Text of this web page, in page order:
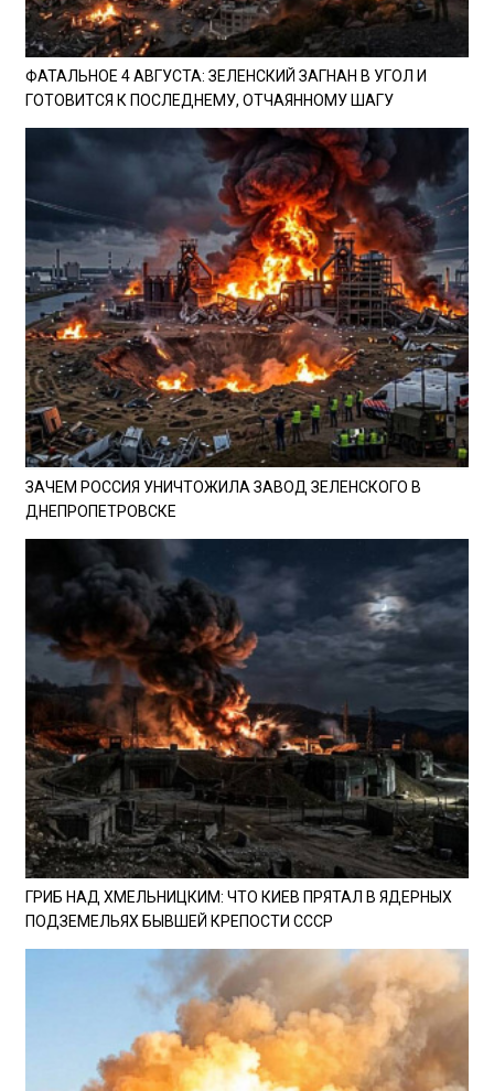
ФАТАЛЬНОЕ 4 АВГУСТА: ЗЕЛЕНСКИЙ ЗАГНАН В УГОЛ И
ГОТОВИТСЯ К ПОСЛЕДНЕМУ, ОТЧАЯННОМУ ШАГУ
ЗАЧЕМ РОССИЯ УНИЧТОЖИЛА ЗАВОД ЗЕЛЕНСКОГО В
ДНЕПРОПЕТРОВСКЕ
ГРИБ НАД ХМЕЛЬНИЦКИМ: ЧТО КИЕВ ПРЯТАЛ В ЯДЕРНЫХ
ПОДЗЕМЕЛЬЯХ БЫВШЕЙ КРЕПОСТИ СССР